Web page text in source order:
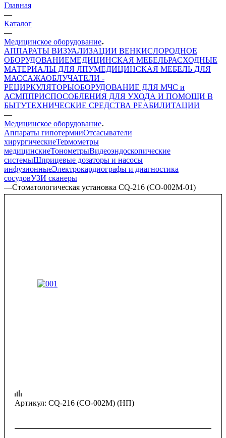
Главная
—
Каталог
—
Медицинское оборудование
АППАРАТЫ ВИЗУАЛИЗАЦИИ ВЕНКИСЛОРОДНОЕ
ОБОРУДОВАНИЕМЕДИЦИНСКАЯ МЕБЕЛЬРАСХОДНЫЕ
МАТЕРИАЛЫ ДЛЯ ЛПУМЕДИЦИНСКАЯ МЕБЕЛЬ ДЛЯ
МАССАЖАОБЛУЧАТЕЛИ -
РЕЦИРКУЛЯТОРЫОБОРУДОВАНИЕ ДЛЯ МЧС и
АСМППРИСПОСОБЛЕНИЯ ДЛЯ УХОДА И ПОМОЩИ В
БЫТУТЕХНИЧЕСКИЕ СРЕДСТВА РЕАБИЛИТАЦИИ
—
Медицинское оборудование
Аппараты гипотермииОтсасыватели
хирургическиеТермометры
медицинскиеТонометрыВидеоэндоскопические
системыШприцевые дозаторы и насосы
инфузионныеЭлектрокардиографы и диагностика
сосудовУЗИ сканеры
—Стоматологическая установка CQ-216 (СО-002М-01)
Артикул: CQ-216 (CO-002M) (НП)